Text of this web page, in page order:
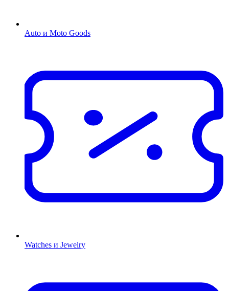
Auto и Moto Goods
Watches и Jewelry